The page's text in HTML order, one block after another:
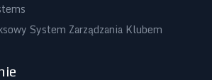
System Zarządzania Klubem